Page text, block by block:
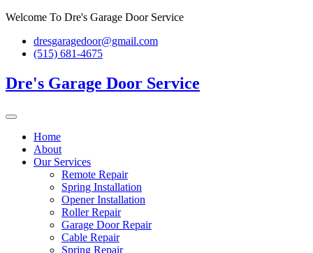
Skip
content
Welcome To Dre's Garage Door Service
dresgaragedoor@gmail.com
(515) 681-4675
Dre's Garage Door Service
Home
About
Our Services
Remote Repair
Spring Installation
Opener Installation
Roller Repair
Garage Door Repair
Cable Repair
Spring Repair